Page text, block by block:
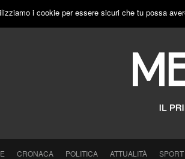
8 AGOSTO 2026 PUBBLICITÀ
CRONACA POLITICA ATTUALITÀ SPORT
i cookie per essere sicuri che tu possa